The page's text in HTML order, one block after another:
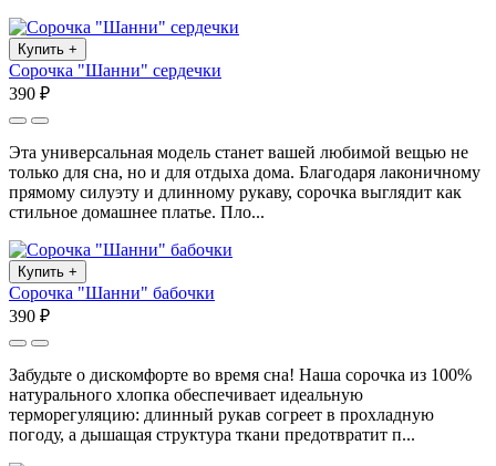
Купить +
Сорочка "Шанни" сердечки
390 ₽
Эта универсальная модель станет вашей любимой вещью не
только для сна, но и для отдыха дома. Благодаря лаконичному
прямому силуэту и длинному рукаву, сорочка выглядит как
стильное домашнее платье. Пло...
Купить +
Сорочка "Шанни" бабочки
390 ₽
Забудьте о дискомфорте во время сна! Наша сорочка из 100%
натурального хлопка обеспечивает идеальную
терморегуляцию: длинный рукав согреет в прохладную
погоду, а дышащая структура ткани предотвратит п...